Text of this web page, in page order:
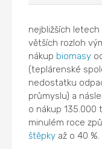
nejbližších
větších rozloh
nákup biomasy
(teplárenské
nedostatku
průmyslu) a
o nákup 135.000
minulém roce
štěpky až o 40 %.